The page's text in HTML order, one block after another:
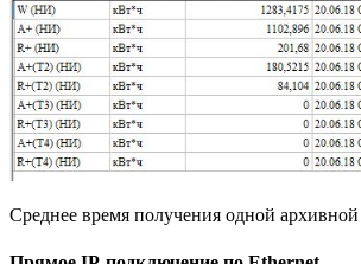
Среднее время получения одной архивной